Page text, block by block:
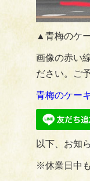
▲青梅のケ
画像の赤い
ださい。ご
青梅のケー
以下、お知
※休業日中